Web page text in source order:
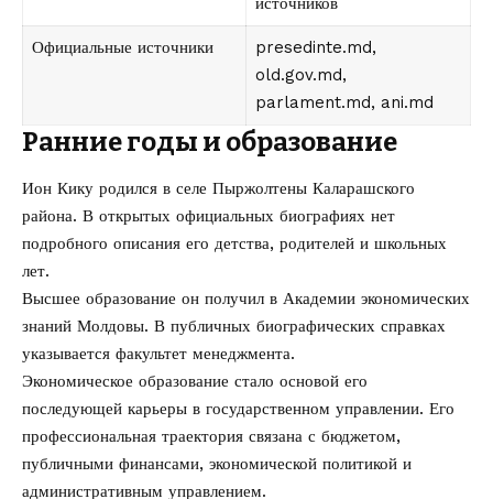
Официальные источники presedinte.md,
old.gov.md,
parlament.md, ani.md
Ранние годы и образование
Ион Кику родился в селе Пыржолтены Каларашского
района. В открытых официальных биографиях нет
подробного описания его детства, родителей и школьных
лет.
Высшее образование он получил в Академии экономических
знаний Молдовы. В публичных биографических справках
указывается факультет менеджмента.
Экономическое образование стало основой его
последующей карьеры в государственном управлении. Его
профессиональная траектория связана с бюджетом,
публичными финансами, экономической политикой и
административным управлением.